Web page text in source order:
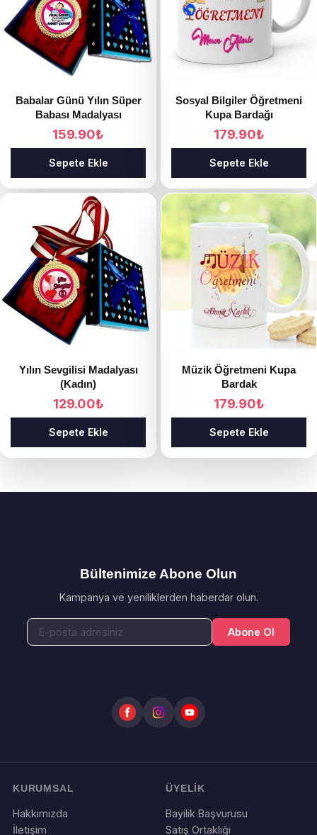
Babalar Günü Yılın Süper
Babası Madalyası
159.90₺
Sepete Ekle
Sosyal Bilgiler Öğretmeni
Kupa Bardağı
179.90₺
Sepete Ekle
Yılın Sevgilisi Madalyası
(Kadın)
129.00₺
Sepete Ekle
Müzik Öğretmeni Kupa
Bardak
179.90₺
Sepete Ekle
Bültenimize Abone Olun
Kampanya ve yeniliklerden haberdar olun.
Abone Ol
KURUMSAL
Hakkımızda
İletişim
ÜYELİK
Bayilik Başvurusu
Satış Ortaklığı